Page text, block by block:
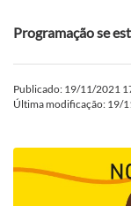
Programação se
Publicado: 19/11/2021
Última modificação: 19/